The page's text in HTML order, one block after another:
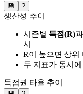
💾 ?
생산성 추이
시즌별 득점(R)과
시
R이 높으면 상위
두 지표가 동시
득점권 타율 추이